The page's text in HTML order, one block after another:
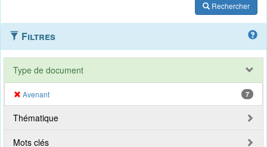
Rechercher
Filtres
Type de document
Avenant 7
Thématique
Mots clés